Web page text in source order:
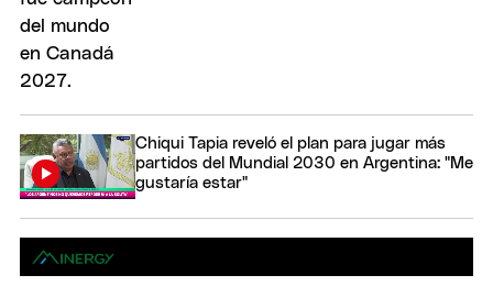
Chiqui Tapia reveló el plan para jugar más
partidos del Mundial 2030 en Argentina: "Me
gustaría estar"